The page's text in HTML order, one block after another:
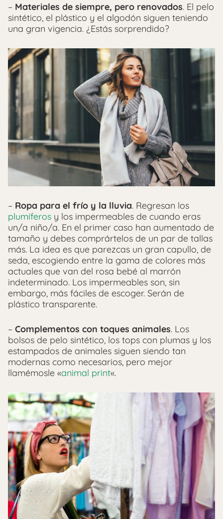
– Materiales de siempre, pero renovados. El pelo
sintético, el plástico y el algodón siguen teniendo
una gran vigencia. ¿Estás sorprendido?
– Ropa para el frío y la lluvia. Regresan los
plumíferos y los impermeables de cuando eras
un/a niño/a. En el primer caso han aumentado de
tamaño y debes comprártelos de un par de tallas
más. La idea es que parezcas un gran capullo, de
seda, escogiendo entre la gama de colores más
actuales que van del rosa bebé al marrón
indeterminado. Los impermeables son, sin
embargo, más fáciles de escoger. Serán de
plástico transparente.
– Complementos con toques animales. Los
bolsos de pelo sintético, los tops con plumas y los
estampados de animales siguen siendo tan
modernas como necesarios, pero mejor
llamémosle «animal print«.